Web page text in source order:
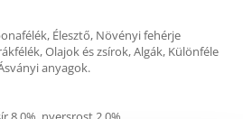
Élesztő, Növényi fehérje
Olajok és zsírok, Algák, Különféle
anyagok.